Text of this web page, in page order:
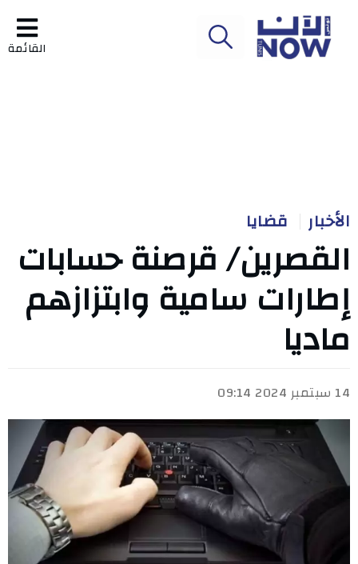
القائمة
الأخبار قضايا
القصرين/ قرصنة حسابات
إطارات سامية وابتزازهم
ماديا
14 سبتمبر 2024 09:14